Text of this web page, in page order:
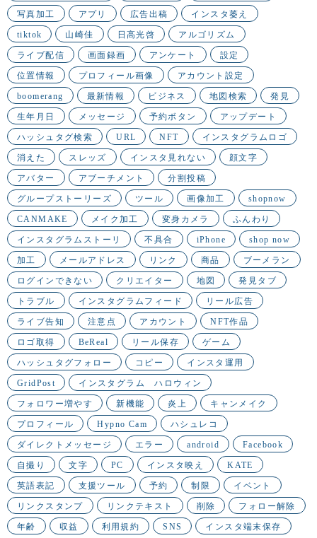
写真加工 アプリ 広告出稿 インスタ萎え
tiktok 山崎佳 日高光啓 アルゴリズム
ライブ配信 画面録画 アンケート 設定
位置情報 プロフィール画像 アカウント設定
boomerang 最新情報 ビジネス 地図検索 発見
生年月日 メッセージ 予約ボタン アップデート
ハッシュタグ検索 URL NFT インスタグラムロゴ
消えた スレッズ インスタ見れない 顔文字
アバター アブーチメント 分割投稿
グループストーリーズ ツール 画像加工 shopnow
CANMAKE メイク加工 変身カメラ ふんわり
インスタグラムストーリ 不具合 iPhone shop now
加工 メールアドレス リンク 商品 ブーメラン
ログインできない クリエイター 地図 発見タブ
トラブル インスタグラムフィード リール広告
ライブ告知 注意点 アカウント NFT作品
ロゴ取得 BeReal リール保存 ゲーム
ハッシュタグフォロー コピー インスタ運用
GridPost インスタグラム ハロウィン
フォロワー増やす 新機能 炎上 キャンメイク
プロフィール Hypno Cam ハシュレコ
ダイレクトメッセージ エラー android Facebook
自撮り 文字 PC インスタ映え KATE
英語表記 支援ツール 予約 制限 イベント
リンクスタンプ リンクテキスト 削除 フォロー解除
年齢 収益 利用規約 SNS インスタ端末保存